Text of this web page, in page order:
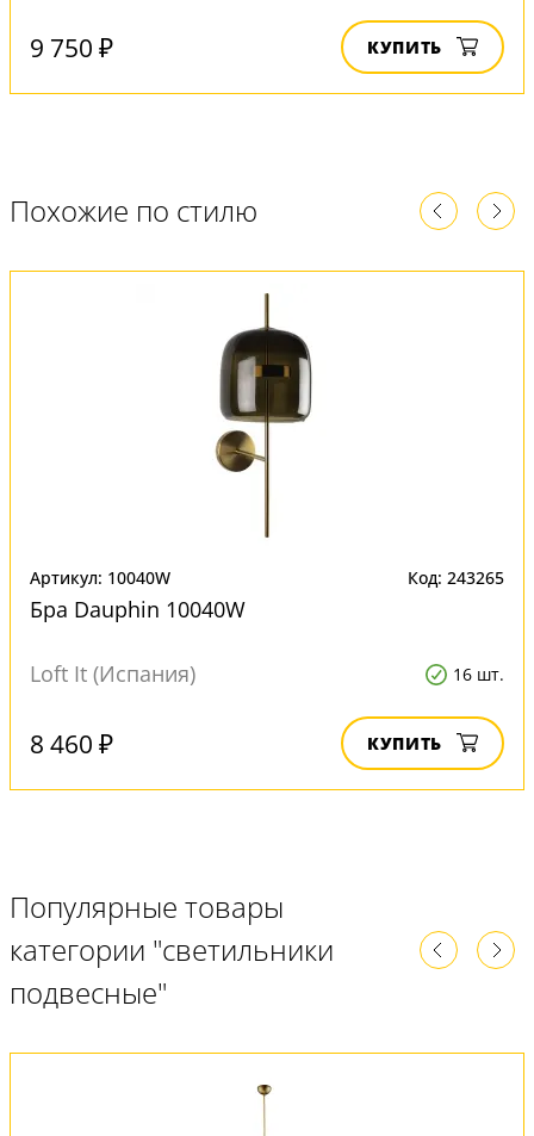
9 750 ₽ КУПИТЬ
Похожие по стилю
Артикул: 10040W Код: 243265
Бра Dauphin 10040W
Loft It (Испания) 16 шт.
8 460 ₽ КУПИТЬ
Популярные товары
категории "светильники
подвесные"